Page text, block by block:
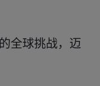
全球挑战，迈